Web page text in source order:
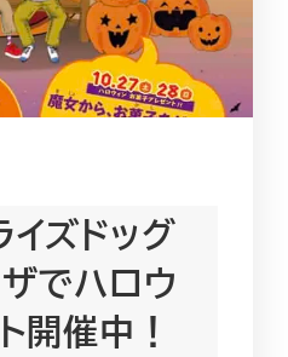
ズドッグ
でハロウ
開催中！